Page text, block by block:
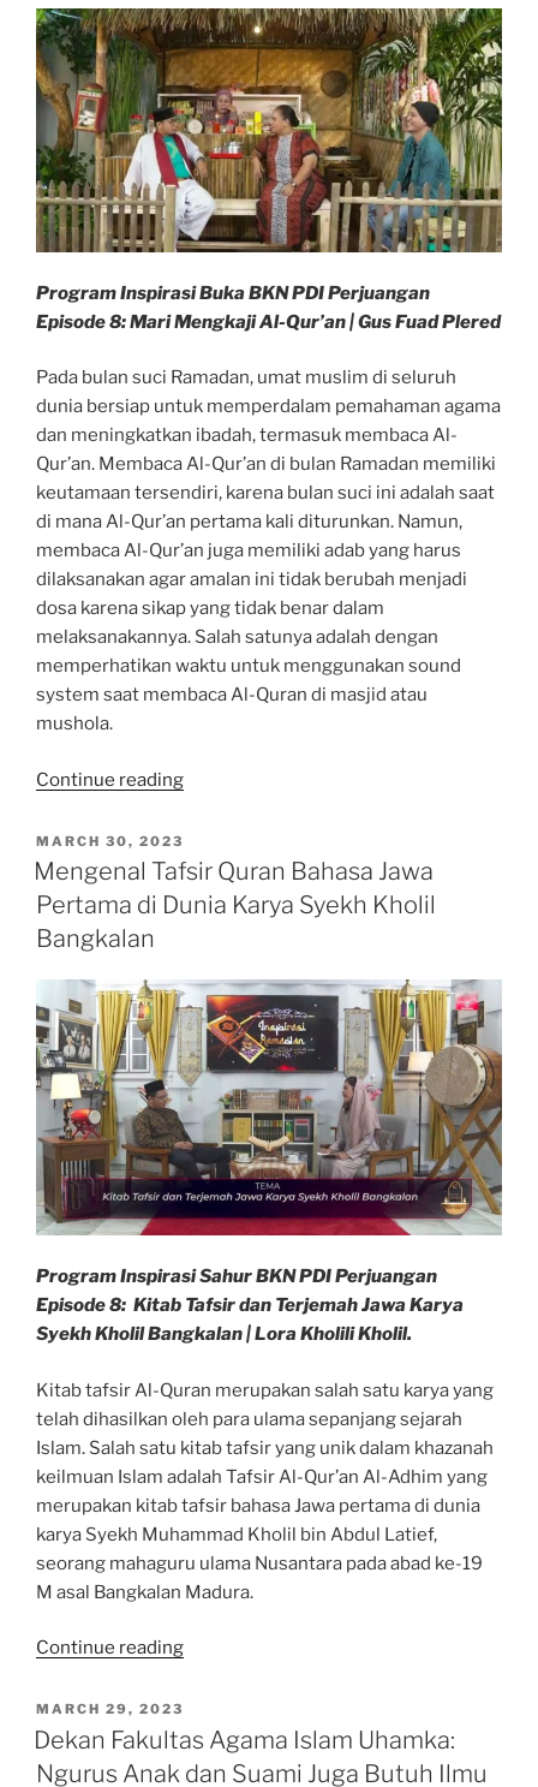
Lainnya”
Program Inspirasi Buka BKN PDI Perjuangan
Episode 8: Mari Mengkaji Al-Qur’an | Gus Fuad Plered
Pada bulan suci Ramadan, umat muslim di seluruh
dunia bersiap untuk memperdalam pemahaman agama
dan meningkatkan ibadah, termasuk membaca Al-
Qur’an. Membaca Al-Qur’an di bulan Ramadan memiliki
keutamaan tersendiri, karena bulan suci ini adalah saat
di mana Al-Qur’an pertama kali diturunkan. Namun,
membaca Al-Qur’an juga memiliki adab yang harus
dilaksanakan agar amalan ini tidak berubah menjadi
dosa karena sikap yang tidak benar dalam
melaksanakannya. Salah satunya adalah dengan
memperhatikan waktu untuk menggunakan sound
system saat membaca Al-Quran di masjid atau
mushola.
Continue reading“Gus
Membaca
Adab
Bisa
Berubah
Menjadi
Dosa”
POSTED
ON
MARCH 30, 2023
Mengenal Tafsir Quran Bahasa Jawa
Pertama di Dunia Karya Syekh Kholil
Bangkalan
Program Inspirasi Sahur BKN PDI Perjuangan
Episode 8: Kitab Tafsir dan Terjemah Jawa Karya
Syekh Kholil Bangkalan | Lora Kholili Kholil.
Kitab tafsir Al-Quran merupakan salah satu karya yang
telah dihasilkan oleh para ulama sepanjang sejarah
Islam. Salah satu kitab tafsir yang unik dalam khazanah
keilmuan Islam adalah Tafsir Al-Qur’an Al-Adhim yang
merupakan kitab tafsir bahasa Jawa pertama di dunia
karya Syekh Muhammad Kholil bin Abdul Latief,
seorang mahaguru ulama Nusantara pada abad ke-19
M asal Bangkalan Madura.
Continue reading“Mengenal
Bahasa
Jawa
POSTED
ON
MARCH 29, 2023
Dekan Fakultas Agama Islam Uhamka:
Ngurus Anak dan Suami Juga Butuh Ilmu